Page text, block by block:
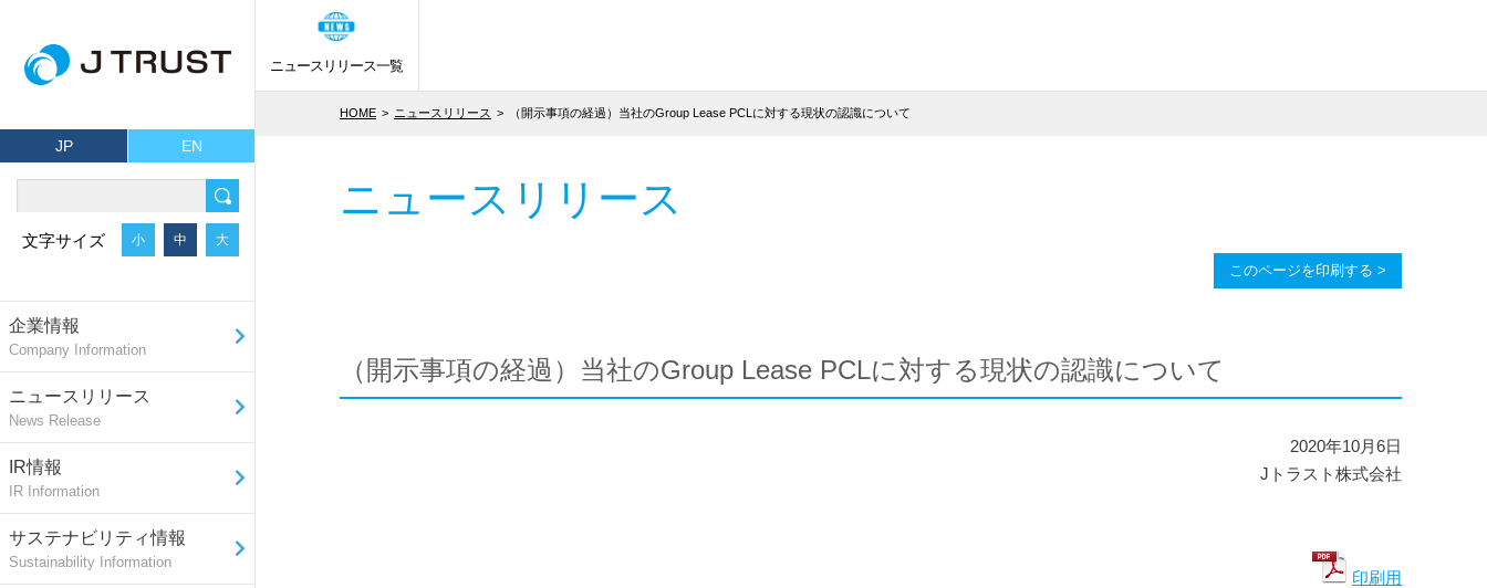
JP EN
文字サイズ 小 中 大
企業情報
Company Information
ニュースリリース
News Release
IR情報
IR Information
サステナビリティ情報
Sustainability Information
ニュースリリース一覧
HOME ニュースリリース （開示事項の経過）当社のGroup Lease PCLに対する現状の認識について
ニュースリリース
このページを印刷する >
（開示事項の経過）当社のGroup Lease PCLに対する現状の認識について
2020年10月6日
Jトラスト株式会社
印刷用